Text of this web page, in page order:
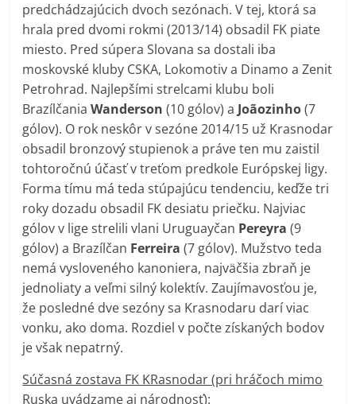
predchádzajúcich dvoch sezónach. V tej, ktorá sa
hrala pred dvomi rokmi (2013/14) obsadil FK piate
miesto. Pred súpera Slovana sa dostali iba
moskovské kluby CSKA, Lokomotiv a Dinamo a Zenit
Petrohrad. Najlepšími strelcami klubu boli
BrazílčaniaWanderson (10 gólov) a Joãozinho(7
gólov). O rok neskôr v sezóne 2014/15 už Krasnodar
obsadil bronzový stupienok a práve ten mu zaistil
tohtoročnú účasť v treťom predkole Európskej ligy.
Forma tímu má teda stúpajúcu tendenciu, keďže tri
roky dozadu obsadil FK desiatu priečku. Najviac
gólov v lige strelili vlani Uruguayčan Pereyra (9
gólov) a Brazílčan Ferreira (7 gólov). Mužstvo teda
nemá vysloveného kanoniera, najväčšia zbraň je
jednoliaty a veľmi silný kolektív. Zaujímavosťou je,
že posledné dve sezóny sa Krasnodaru darí viac
vonku, ako doma. Rozdiel v počte získaných bodov
je však nepatrný.
Súčasná zostava FK KRasnodar (pri hráčoch mimo
Ruska uvádzame aj národnosť):